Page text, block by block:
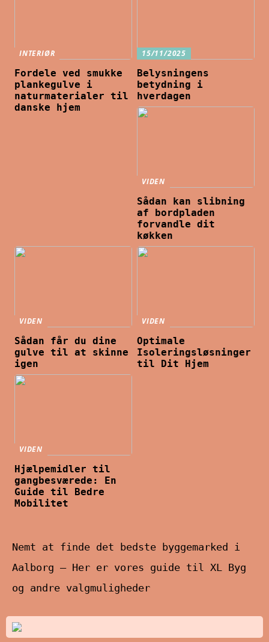
INTERIØR
Fordele ved smukke
plankegulve i
naturmaterialer til
danske hjem
15/11/2025
Belysningens
betydning i
hverdagen
VIDEN
Sådan kan slibning
af bordpladen
forvandle dit
køkken
VIDEN
Sådan får du dine
gulve til at skinne
igen
VIDEN
Optimale
Isoleringsløsninger
til Dit Hjem
VIDEN
Hjælpemidler til
gangbesværede: En
Guide til Bedre
Mobilitet
Nemt at finde det bedste byggemarked i
Aalborg – Her er vores guide til XL Byg
og andre valgmuligheder